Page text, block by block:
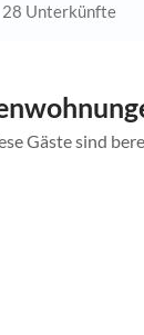
28 Unterkünfte
Gäste sind